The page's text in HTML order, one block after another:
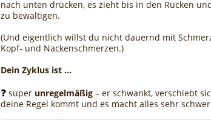
nach unten drücken, es zieht bis in den Rücken
zu bewältigen.
(Und eigentlich willst du nicht dauernd mit
Kopf- und Nackenschmerzen.)
Dein Zyklus ist ...
❓ super unregelmäßig – er schwankt, verschiebt
deine Regel kommt und es macht alles sehr